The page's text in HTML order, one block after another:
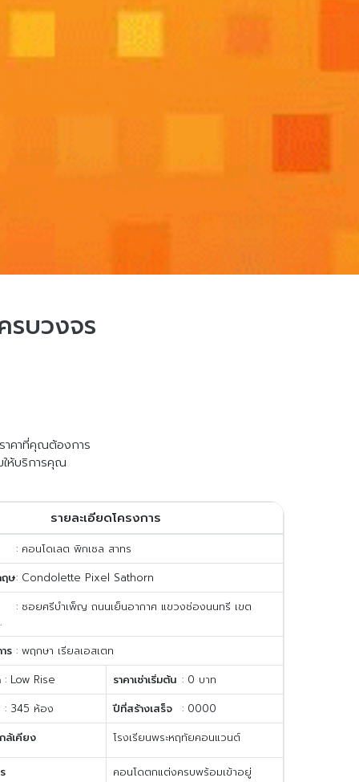
บวงจร
าคาที่คุณต้องการ
ห้บริการคุณ
รายละเอียดโครงการ
: คอนโดเลต พิกเซล สาทร
ษ: Condolette Pixel Sathorn
: ซอยศรีบำเพ็ญ ถนนเย็นอากาศ แขวงช่องนนทรี เขต
ร : พฤกษา เรียลเอสเตท
: Low Rise ราคาเช่าเริ่มต้น : 0 บาท
: 345 ห้อง
ปีที่สร้างเสร็จ
: 0000
ล้เคียง
โรงเรียนพระหฤทัยคอนแวนต์
คอนโดตกแต่งครบพร้อมเข้าอยู่